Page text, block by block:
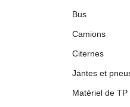
Bus
Camions
Citernes
Jantes et
Matériel de TP